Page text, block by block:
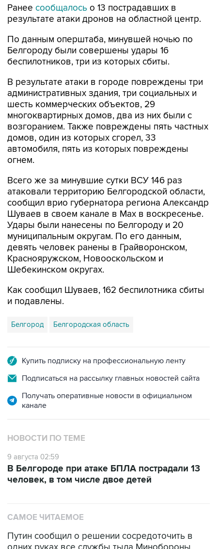
Ранее сообщалось о 13 пострадавших в
результате атаки дронов на областной центр.
По данным оперштаба, минувшей ночью по
Белгороду были совершены удары 16
беспилотников, три из которых сбиты.
В результате атаки в городе повреждены три
административных здания, три социальных и
шесть коммерческих объектов, 29
многоквартирных домов, два из них были с
возгоранием. Также повреждены пять частных
домов, один из которых сгорел, 33
автомобиля, пять из которых повреждены
огнем.
Всего же за минувшие сутки ВСУ 146 раз
атаковали территорию Белгородской области,
сообщил врио губернатора региона Александр
Шуваев в своем канале в Мах в воскресенье.
Удары были нанесены по Белгороду и 20
муниципальным округам. По его данным,
девять человек ранены в Грайворонском,
Краснояружском, Новооскольском и
Шебекинском округах.
Как сообщил Шуваев, 162 беспилотника сбиты
и подавлены.
Белгород Белгородская область
Купить подписку на профессиональную ленту
Подписаться на рассылку главных новостей сайта
Получать оперативные новости в официальном
канале
НОВОСТИ ПО ТЕМЕ
9 августа 02:59
В Белгороде при атаке БПЛА пострадали 13
человек, в том числе двое детей
САМОЕ ЧИТАЕМОЕ
Путин сообщил о решении сосредоточить в